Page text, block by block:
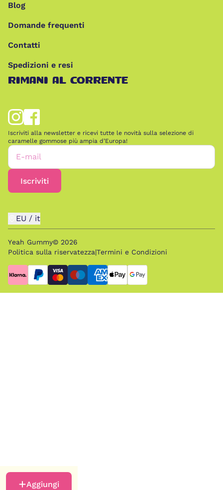
Aggiungi
Blog
Domande frequenti
Contatti
Spedizioni e resi
RIMANI AL CORRENTE
Iscriviti alla newsletter e ricevi tutte le novità sulla selezione di
caramelle gommose più ampia d’Europa!
E-mail
Iscriviti
EU / it
Yeah Gummy© 2026
Politica sulla riservatezza|Termini e Condizioni